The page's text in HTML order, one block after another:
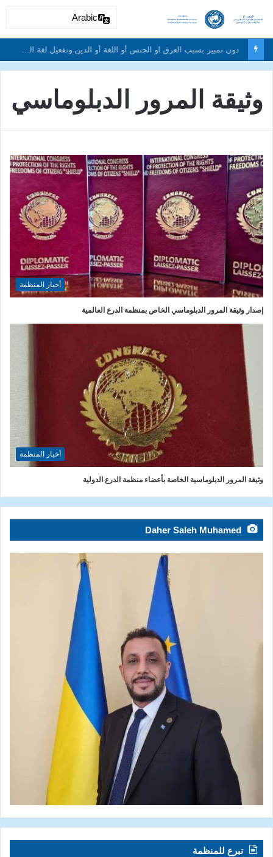
دون تمييز بسبب العرق او الجنس أو اللغة أو الدين وتفعيل لغة الحوار والتعايش السلمي ونبذ العنف والتطرف والتمييز العنصري
وثيقة المرور الدبلوماسي
أخبار المنظمة
إصدار وثيقة المرور الدبلوماسي الخاص بمنظمة الدرع العالمية
أخبار المنظمة
وثيقة المرور الدبلوماسية الخاصة بأعضاء منظمة الدرع الدولية
Daher Saleh Muhamed
تبرع للمنظمة
Arabic